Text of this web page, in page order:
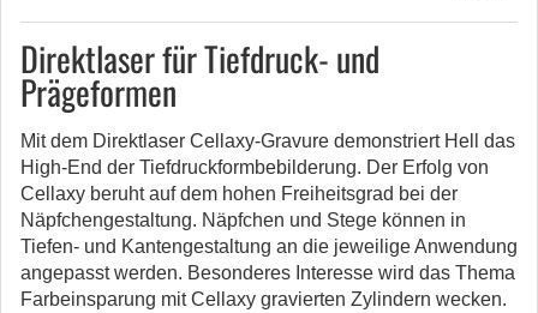
Direktlaser für Tiefdruck- und
Prägeformen
Mit dem Direktlaser Cellaxy-Gravure demonstriert Hell das
High-End der Tiefdruckformbebilderung. Der Erfolg von
Cellaxy beruht auf dem hohen Freiheitsgrad bei der
Näpfchengestaltung. Näpfchen und Stege können in
Tiefen- und Kantengestaltung an die jeweilige Anwendung
angepasst werden. Besonderes Interesse wird das Thema
Farbeinsparung mit Cellaxy gravierten Zylindern wecken.